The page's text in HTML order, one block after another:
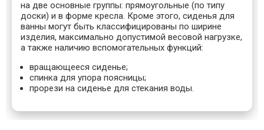
на две основные группы: прямоугольные (по типу
доски) и в форме кресла. Кроме этого, сиденья для
ванны могут быть классифицированы по ширине
изделия, максимально допустимой весовой нагрузке,
а также наличию вспомогательных функций:
вращающееся сиденье;
спинка для упора поясницы;
прорези на сиденье для стекания воды.